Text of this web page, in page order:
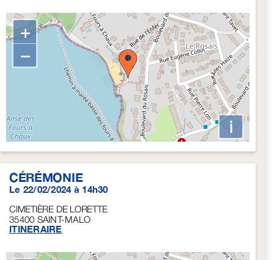
+
−
i
CÉRÉMONIE
Le 22/02/2024 à 14h30
CIMETIÈRE DE LORETTE
35400 SAINT-MALO
ITINERAIRE